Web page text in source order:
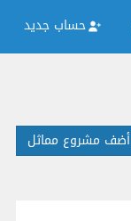
حساب جديد
أضف مشروع مماثل